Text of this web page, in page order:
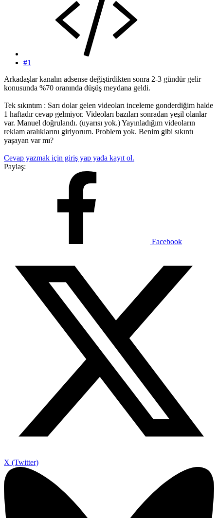
#1
Arkadaşlar kanalın adsense değiştirdikten sonra 2-3 gündür gelir
konusunda %70 oranında düşüş meydana geldi.
Tek sıkıntım : Sarı dolar gelen videoları inceleme gonderdiğim halde
1 haftadır cevap gelmiyor. Videoları bazıları sonradan yeşil olanlar
var. Manuel doğrulandı. (uyarısı yok.) Yayınladığım videoların
reklam aralıklarını giriyorum. Problem yok. Benim gibi sıkıntı
yaşayan var mı?
Cevap yazmak için giriş yap yada kayıt ol.
Paylaş:
Facebook
X (Twitter)